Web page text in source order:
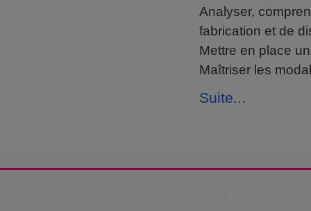
Analyser,
fabrication et de
Mettre en place
Maîtriser les
Suite...